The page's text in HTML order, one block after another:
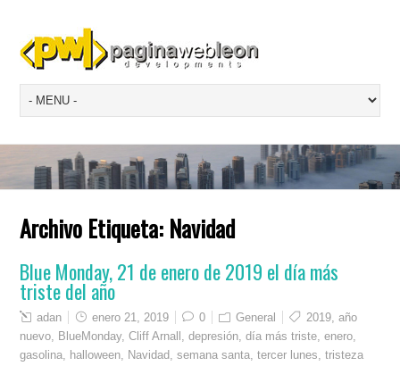
Archivo Etiqueta: Navidad
Blue Monday, 21 de enero de 2019 el día más
triste del año
adan enero 21, 2019 0 General 2019 ,año
nuevo
BlueMonday,Cliff Arnall ,depresión ,día más triste ,enero
gasolina
halloween Navidad ,semana santa ,tercer lunes ,tristeza